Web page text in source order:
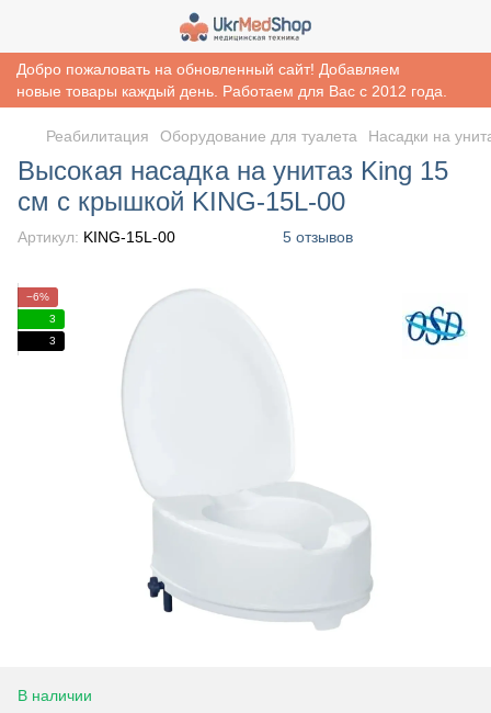
Добро пожаловать на обновленный сайт! Добавляем
новые товары каждый день. Работаем для Вас с 2012 года.
Реабилитация Оборудование для туалета Насадки на
Высокая насадка на унитаз King 15
см с крышкой KING-15L-00
Артикул: KING-15L-00 5 отзывов
−6%
3
3
В наличии